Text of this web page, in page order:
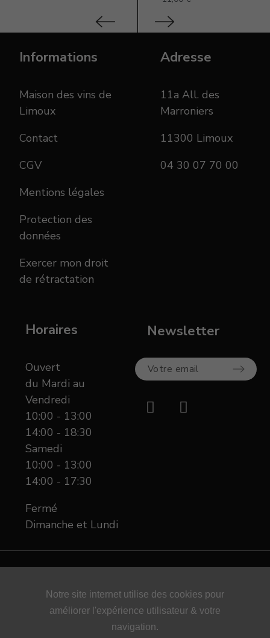
Informations
Maison des vins de
Limoux
Contact
CGV
Mentions légales
Protection des
données
Exercer mon droit
de rétractation
Adresse
11a All. des
Marroniers
11300 Limoux
04 30 07 70 00
Horaires
Ouvert
du Mardi au
Vendredi
10:00 - 13:00
14:00 - 18:30
Samedi
10:00 - 13:00
14:00 - 17:30
Fermé
Dimanche et Lundi
Newsletter
L'ABUS D'ALCOOL EST DANGEREUX POUR LA
SANTÉ - A CONSOMMER AVEC MODÉRATION
Notre site internet utilise des cookies pour
améliorer l'expérience utilisateur & votre
navigation.